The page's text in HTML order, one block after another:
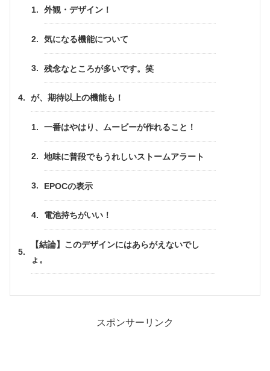
外観・デザイン！
気になる機能について
残念なところが多いです。笑
が、期待以上の機能も！
一番はやはり、ムービーが作れること！
地味に普段でもうれしいストームアラート
EPOCの表示
電池持ちがいい！
【結論】このデザインにはあらがえないでし
ょ。
スポンサーリンク